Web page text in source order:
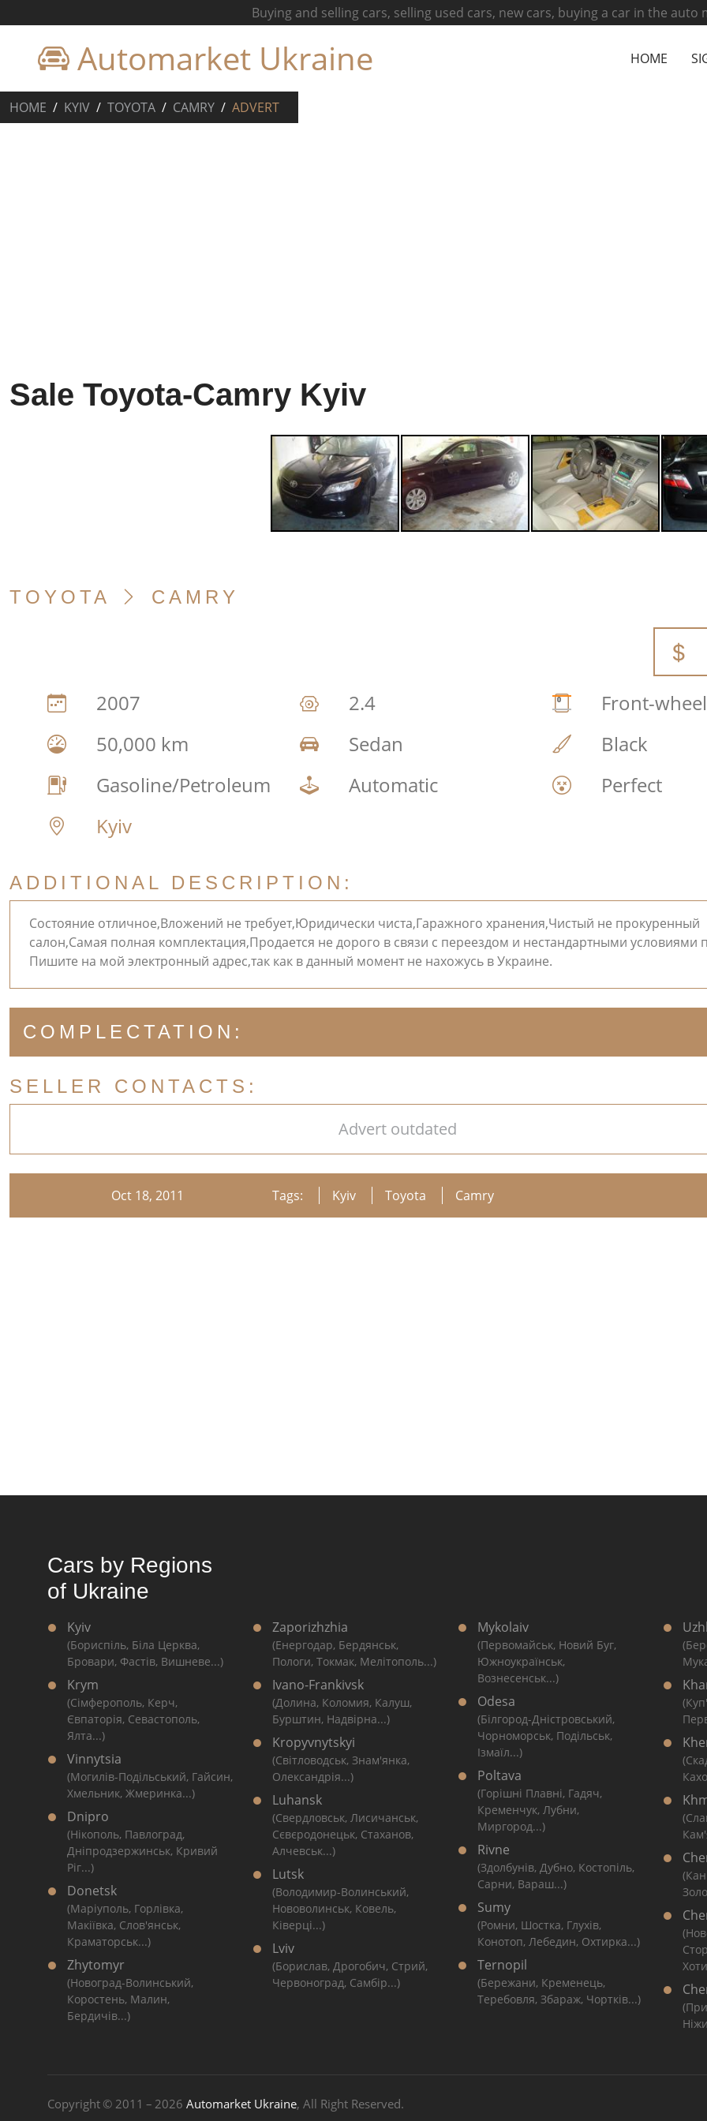
Buying and selling cars, selling used cars, new cars, buying a car in the auto
Automarket Ukraine HOME
HOME KYIV TOYOTA CAMRY ADVERT
Sale Toyota-Camry Kyiv
TOYOTA CAMRY
2007
50,000 km
Gasoline/Petroleum
2.4
Sedan
Automatic
Front-wheel
Black
Perfect
Kyiv
ADDITIONAL DESCRIPTION:
Состояние отличное,Вложений не требует,Юридически чиста,Гаражного хранения,Чистый не прокуренный
салон,Самая полная комплектация,Продается не дорого в связи с переездом и нестандартными условиями
Пишите на мой электронный адрес,так как в данный момент не нахожусь в Украине.
COMPLECTATION:
SELLER CONTACTS:
Advert outdated
Oct 18, 2011 Tags: Kyiv Toyota Camry
Cars by Regions
of Ukraine
Kyiv
(Бориспіль, Біла Церква,
Бровари, Фастів, Вишневе...)
Krym
(Сімферополь, Керч,
Євпаторія, Севастополь,
Ялта...)
Vinnytsia
(Могилів-Подільський, Гайсин,
Хмельник, Жмеринка...)
Dnipro
(Нікополь, Павлоград,
Дніпродзержинськ, Кривий
Ріг...)
Donetsk
(Маріуполь, Горлівка,
Макіївка, Слов'янськ,
Краматорськ...)
Zhytomyr
(Новоград-Волинський,
Коростень, Малин,
Бердичів...)
Zaporizhzhia
(Енергодар, Бердянськ,
Пологи, Токмак, Мелітополь...)
Ivano-Frankivsk
(Долина, Коломия, Калуш,
Бурштин, Надвірна...)
Kropyvnytskyi
(Світловодськ, Знам'янка,
Олександрія...)
Luhansk
(Свердловськ, Лисичанськ,
Сєвєродонецьк, Стаханов,
Алчевськ...)
Lutsk
(Володимир-Волинський,
Нововолинськ, Ковель,
Ківерці...)
Lviv
(Борислав, Дрогобич, Стрий,
Червоноград, Самбір...)
Mykolaiv
(Первомайськ, Новий Буг,
Южноукраїнськ,
Вознесенськ...)
Odesa
(Білгород-Дністровський,
Чорноморськ, Подільськ,
Ізмаїл...)
Poltava
(Горішні Плавні, Гадяч,
Кременчук, Лубни,
Миргород...)
Rivne
(Здолбунів, Дубно, Костопіль,
Сарни, Вараш...)
Sumy
(Ромни, Шостка, Глухів,
Конотоп, Лебедин, Охтирка...)
Ternopil
(Бережани, Кременець,
Теребовля, Збараж, Чортків...)
Copyright © 2011 – 2026 Automarket Ukraine, All Right Reserved.